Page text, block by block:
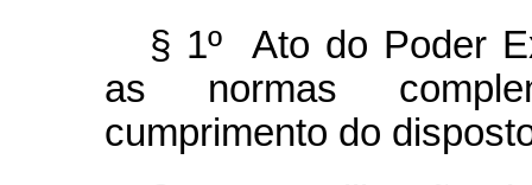
§ 1º Ato do Poder
as normas
cumprimento do